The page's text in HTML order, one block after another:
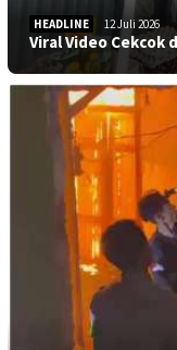
HEADLINE 12 Juli 2026
Viral Video Cekcok